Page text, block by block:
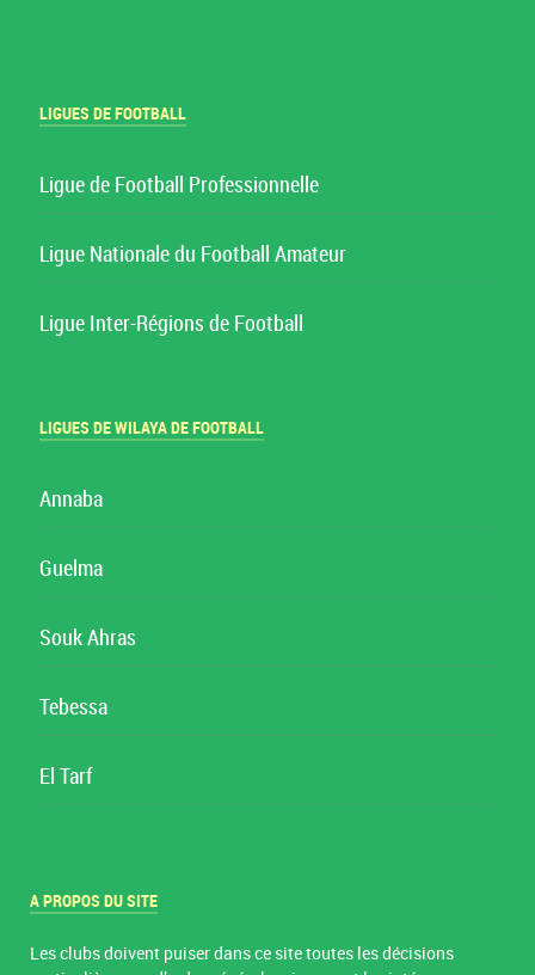
LIGUES DE FOOTBALL
Ligue de Football Professionnelle
Ligue Nationale du Football Amateur
Ligue Inter-Régions de Football
LIGUES DE WILAYA DE FOOTBALL
Annaba
Guelma
Souk Ahras
Tebessa
El Tarf
A PROPOS DU SITE
Les clubs doivent puiser dans ce site toutes les décisions